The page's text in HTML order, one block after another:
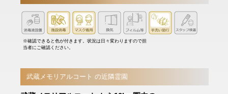
※確認できると色が付きます。状況は日々変わりますので担
当者にご確認ください。
武蔵メモリアルコート の近隣霊園